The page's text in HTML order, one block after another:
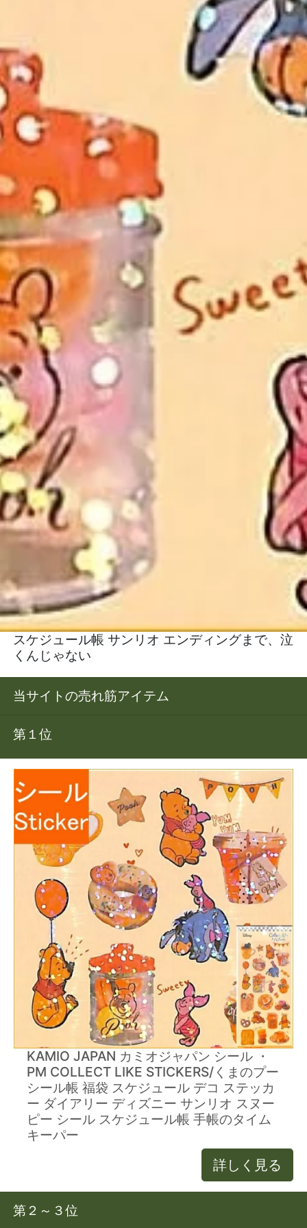
スケジュール帳 サンリオ エンディングまで、泣
くんじゃない
当サイトの売れ筋アイテム
第１位
KAMIO JAPAN カミオジャパン シール ・
PM COLLECT LIKE STICKERS/くまのプー
シール帳 福袋 スケジュール デコ ステッカ
ー ダイアリー ディズニー サンリオ スヌー
ピー シール スケジュール帳 手帳のタイム
キーパー
詳しく見る
第２～３位